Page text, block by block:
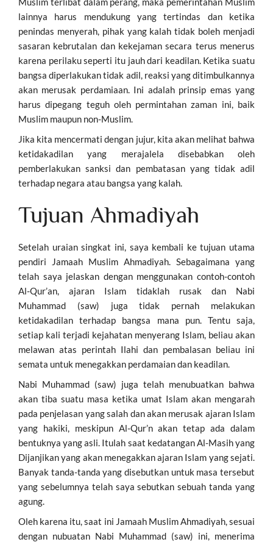
lainnya harus mendukung yang tertindas dan ketika
penindas menyerah, pihak yang kalah tidak boleh menjadi
sasaran kebrutalan dan kekejaman secara terus menerus
karena perilaku seperti itu jauh dari keadilan. Ketika suatu
bangsa diperlakukan tidak adil, reaksi yang ditimbulkannya
akan merusak perdamiaan. Ini adalah prinsip emas yang
harus dipegang teguh oleh permintahan zaman ini, baik
Muslim maupun non-Muslim.
Jika kita mencermati dengan jujur, kita akan melihat bahwa
ketidakadilan yang merajalela disebabkan oleh
pemberlakukan sanksi dan pembatasan yang tidak adil
terhadap negara atau bangsa yang kalah.
Tujuan Ahmadiyah
Setelah uraian singkat ini, saya kembali ke tujuan utama
pendiri Jamaah Muslim Ahmadiyah. Sebagaimana yang
telah saya jelaskan dengan menggunakan contoh-contoh
Al-Qur’an, ajaran Islam tidaklah rusak dan Nabi
Muhammad (saw) juga tidak pernah melakukan
ketidakadilan terhadap bangsa mana pun. Tentu saja,
setiap kali terjadi kejahatan menyerang Islam, beliau akan
melawan atas perintah Ilahi dan pembalasan beliau ini
semata untuk menegakkan perdamaian dan keadilan.
Nabi Muhammad (saw) juga telah menubuatkan bahwa
akan tiba suatu masa ketika umat Islam akan mengarah
pada penjelasan yang salah dan akan merusak ajaran Islam
yang hakiki, meskipun Al-Qur’n akan tetap ada dalam
bentuknya yang asli. Itulah saat kedatangan Al-Masih yang
Dijanjikan yang akan menegakkan ajaran Islam yang sejati.
Banyak tanda-tanda yang disebutkan untuk masa tersebut
yang sebelumnya telah saya sebutkan sebuah tanda yang
agung.
Oleh karena itu, saat ini Jamaah Muslim Ahmadiyah, sesuai
dengan nubuatan Nabi Muhammad (saw) ini, menerima